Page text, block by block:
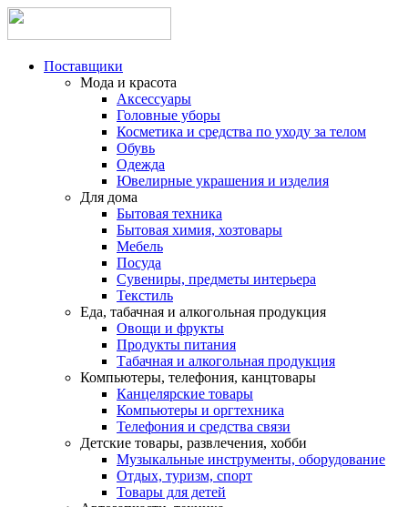
Поставщики
Мода и красота
Аксессуары
Головные уборы
Косметика и средства по уходу за телом
Обувь
Одежда
Ювелирные украшения и изделия
Для дома
Бытовая техника
Бытовая химия, хозтовары
Мебель
Посуда
Сувениры, предметы интерьера
Текстиль
Еда, табачная и алкогольная продукция
Овощи и фрукты
Продукты питания
Табачная и алкогольная продукция
Компьютеры, телефония, канцтовары
Канцелярские товары
Компьютеры и оргтехника
Телефония и средства связи
Детские товары, развлечения, хобби
Музыкальные инструменты, оборудование
Отдых, туризм, спорт
Товары для детей